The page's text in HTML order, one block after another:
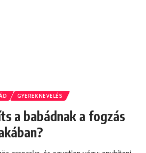
GYEREKNEVELÉS
a babádnak a fogzás